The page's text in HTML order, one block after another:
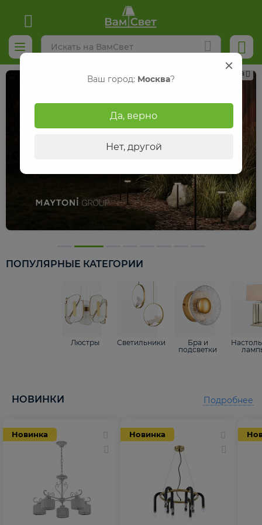
Реклама
ПОПУЛЯРНЫЕ КАТЕГОРИИ
Люстры Светильники
Бра и
подсветки
НОВИНКИ
Новинка Новинка
Подробнее
Ваш город: Москва?
Да, верно
Нет, другой